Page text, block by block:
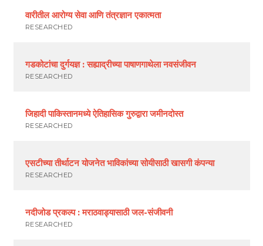
वारीतील आरोग्य सेवा आणि तंत्रज्ञान एकात्मता
RESEARCHED
गडकोटांचा दुर्गयज्ञ : सह्याद्रीच्या पाषाणगाथेला नवसंजीवन
RESEARCHED
जिहादी पाकिस्तानमध्ये ऐतिहासिक गुरुद्वारा जमीनदोस्त
RESEARCHED
एसटीच्या तीर्थाटन योजनेत भाविकांच्या सोयीसाठी खासगी कंपन्या
RESEARCHED
नदीजोड प्रकल्प : मराठवाड्यासाठी जल-संजीवनी
RESEARCHED